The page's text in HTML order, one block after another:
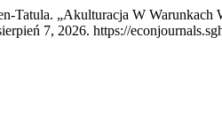
Tatula. „Akulturacja W Warunkach
7, 2026. https://